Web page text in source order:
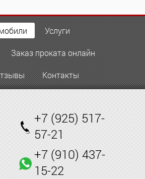
Услуги
Заказ проката онлайн
Контакты
+7 (925) 517-
57-21
+7 (910) 437-
15-22